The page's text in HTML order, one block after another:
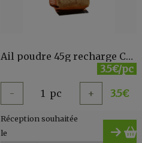
Ail poudre 45g recharge Cook
3.5€/pc
- 1 pc + 3.5€
Réception souhaitée
le